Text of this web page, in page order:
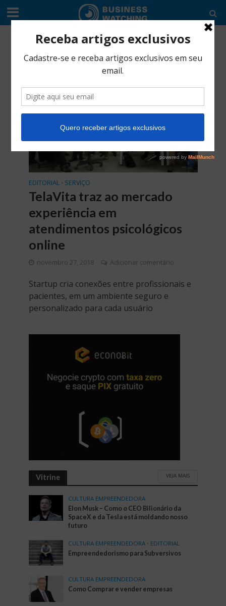
Tag - Milene Rosenthal
EDITORIAL • SERVIÇO
TelaVita traz ao mercado
experiência em
atendimentos psicológicos
online
novembro 27, 2018 Adicionar comentário
Startup cria conexões entre profissionais e
pacientes, em um ambiente seguro e
personalizado para cada usuário
Vitrine VEJA MAIS
CULTURA EMPREENDEDORA
Elon Musk – Como o CEO Bilionário da
SpaceX e da Tesla está moldando nosso
futuro
CULTURA EMPREENDEDORA • EDITORIAL
Empreendedorismo para Subversivos
CULTURA EMPREENDEDORA
Como Comprar e vender empresas